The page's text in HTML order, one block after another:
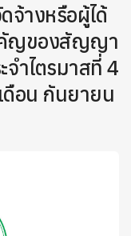
จ้างหรือผู้ได้
คัญของสัญญา
ำไตรมาสที่ 4
ดือน กันยายน